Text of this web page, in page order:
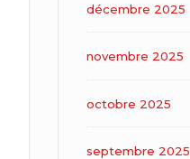
décembre 2025
novembre 2025
octobre 2025
septembre 2025